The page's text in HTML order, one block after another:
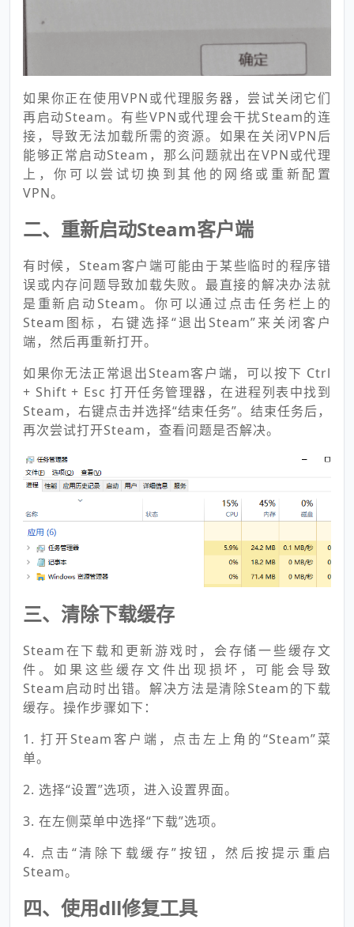
如果你正在使用VPN或代理服务器，尝试关闭它们
再启动Steam。有些VPN或代理会干扰Steam的连
接，导致无法加载所需的资源。如果在关闭VPN后
能够正常启动Steam，那么问题就出在VPN或代理
上，你可以尝试切换到其他的网络或重新配置
VPN。
二、重新启动Steam客户端
有时候，Steam客户端可能由于某些临时的程序错
误或内存问题导致加载失败。最直接的解决办法就
是重新启动Steam。你可以通过点击任务栏上的
Steam图标，右键选择“退出Steam”来关闭客户
端，然后再重新打开。
如果你无法正常退出Steam客户端，可以按下 Ctrl
+ Shift + Esc 打开任务管理器，在进程列表中找到
Steam，右键点击并选择“结束任务”。结束任务后，
再次尝试打开Steam，查看问题是否解决。
三、清除下载缓存
Steam在下载和更新游戏时，会存储一些缓存文
件。如果这些缓存文件出现损坏，可能会导致
Steam启动时出错。解决方法是清除Steam的下载
缓存。操作步骤如下：
1. 打开Steam客户端，点击左上角的“Steam”菜
单。
2. 选择“设置”选项，进入设置界面。
3. 在左侧菜单中选择“下载”选项。
4. 点击“清除下载缓存”按钮，然后按提示重启
Steam。
四、使用dll修复工具